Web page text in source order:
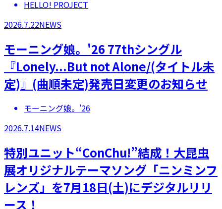
HELLO! PROJECT
2026.7.22NEWS
モーニング娘。'26 77thシングル
『Lonely...But not Alone/(タイトル未
定)』(曲順未定)発売日変更のお知らせ
モーニング娘。'26
2026.7.14NEWS
特別ユニット“ConChu!”結成！大昆虫
展オリジナルテーマソング「ニンミンフ
レンズ」を7月18日(土)にデジタルリリ
ース！